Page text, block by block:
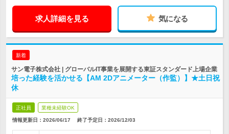
求人詳細を見る 気になる
新着
サン電子株式会社 | グローバルIT事業を展開する東証スタンダード上場企業
培った経験を活かせる【AM 2Dアニメーター（作監）】★土日祝
休
正社員 業種未経験OK
情報更新日：2026/06/17 終了予定日： 2026/12/03